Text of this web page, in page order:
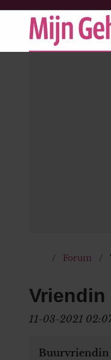
Forum
11-03-2021
Buurvriendin